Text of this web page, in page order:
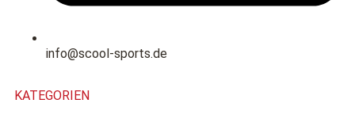
info@scool-sports.de
KATEGORIEN